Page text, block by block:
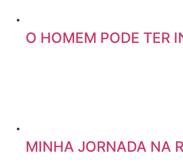
O HOMEM PODE TER
MINHA JORNADA NA